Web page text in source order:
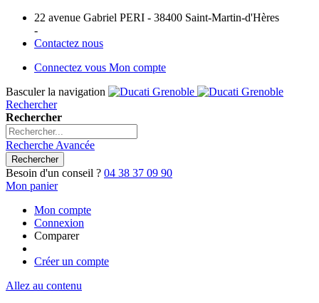
22 avenue Gabriel PERI - 38400 Saint-Martin-d'Hères
-
Contactez nous
Connectez vous Mon compte
Basculer la navigation
Rechercher
Rechercher
Recherche Avancée
Rechercher
Besoin d'un conseil ? 04 38 37 09 90
Mon panier
Mon compte
Connexion
Comparer
Créer un compte
Allez au contenu